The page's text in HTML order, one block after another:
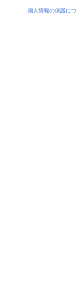
個人情報の保護に